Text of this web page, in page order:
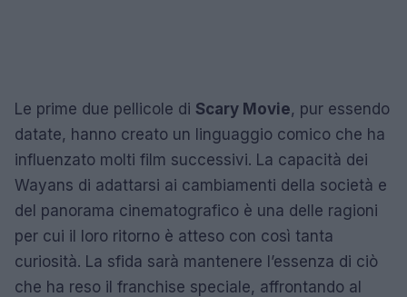
Le prime due pellicole di Scary Movie, pur essendo
datate, hanno creato un linguaggio comico che ha
influenzato molti film successivi. La capacità dei
Wayans di adattarsi ai cambiamenti della società e
del panorama cinematografico è una delle ragioni
per cui il loro ritorno è atteso con così tanta
curiosità. La sfida sarà mantenere l’essenza di ciò
che ha reso il franchise speciale, affrontando al